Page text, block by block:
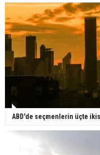
ABD'de seçmenlerin üçte